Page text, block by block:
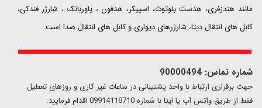
مانند هندزفری، هدست بلوتوث، اسپیکر، هدفون ، پاوربانک ، شارژر فندکی،
کابل های انتقال دیتا، شارژرهای دیواری و کابل های انتقال صدا است.
شماره تماس: 90000494
​​جهت برقراری ارتباط با واحد پشتیبانی در ساعات غیر کاری و روزهای تعطیل
فقط از طریق واتس آپ یا ایتا با شماره 09914118710 اقدام فرمایید.